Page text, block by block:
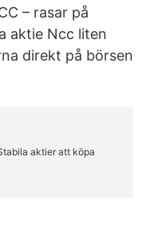
– rasar på
aktie Ncc liten
direkt på börsen